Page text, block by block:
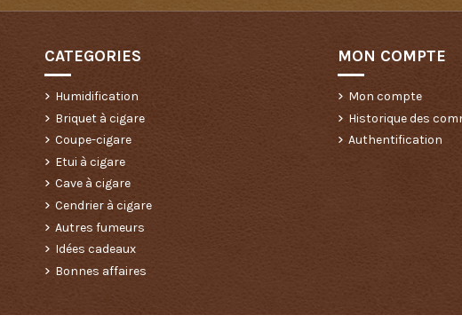
CATEGORIES
Humidification
Briquet à cigare
Coupe-cigare
Etui à cigare
Cave à cigare
Cendrier à cigare
Autres fumeurs
Idées cadeaux
Bonnes affaires
MON COMPTE
Mon compte
Historique des
Authentification